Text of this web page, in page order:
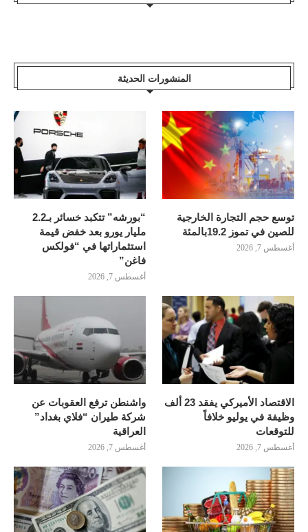
المنشورات الحديثة
توسع حجم التجارة الخارجية
للصين في تموز 19.2بالمئة
أغسطس 7, 2026
“بورشه” تتكبد خسائر بـ2.2
مليار يورو بعد خفض قيمة
استثماراتها في “فولكس
فاغن”
أغسطس 7, 2026
الاقتصاد الأميركي يفقد 23 ألف
وظيفة في يوليو خلافاً
للتوقعات
أغسطس 7, 2026
واشنطن ترفع العقوبات عن
شركة طيران “فلاي بغداد”
العراقية
أغسطس 7, 2026